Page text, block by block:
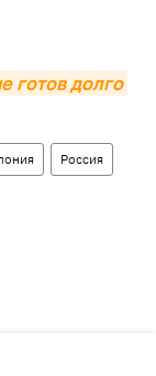
готов долго
Россия